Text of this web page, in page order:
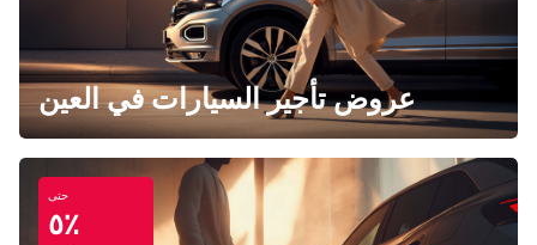
عروض تأجير السيارات في العين
حتى
٥٪